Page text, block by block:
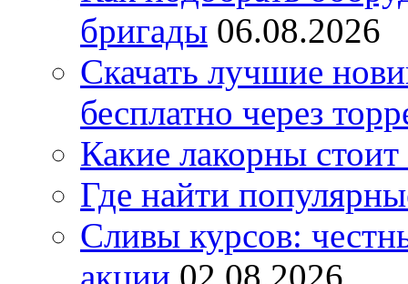
бригады 06.08.2026
Скачать лучшие
бесплатно через
Какие лакорны стоит
Где найти
Сливы курсов: